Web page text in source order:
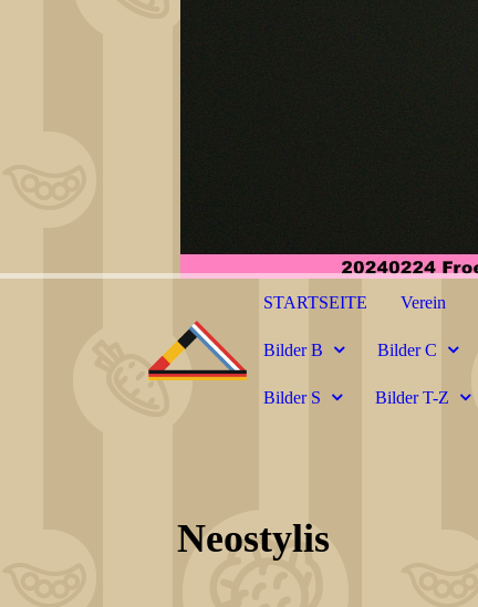
STARTSEITE Verein
Bilder B Bilder C
Bilder S Bilder T-Z
Neostylis